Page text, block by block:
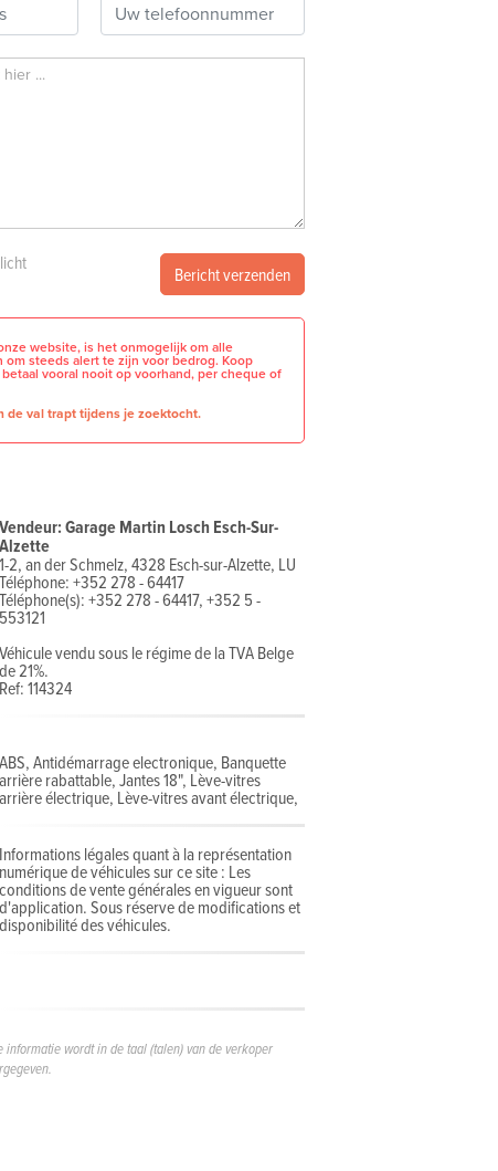
Bericht verzenden
website, is het onmogelijk om alle
steeds alert te zijn voor bedrog. Koop
vooral nooit op voorhand, per cheque of
de val trapt tijdens je zoektocht.
Vendeur: Garage Martin Losch Esch-Sur-
Alzette
1-2, an der Schmelz, 4328 Esch-sur-Alzette, LU
Téléphone: +352 278 - 64417
Téléphone(s): +352 278 - 64417, +352 5 -
553121
Véhicule vendu sous le régime de la TVA Belge
de 21%.
Ref: 114324
ABS, Antidémarrage electronique, Banquette
arrière rabattable, Jantes 18", Lève-vitres
arrière électrique, Lève-vitres avant électrique,
Informations légales quant à la représentation
numérique de véhicules sur ce site : Les
conditions de vente générales en vigueur sont
d'application. Sous réserve de modifications et
disponibilité des véhicules.
informatie wordt in de taal (talen) van de verkoper